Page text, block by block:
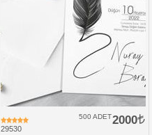
29530
2000
500 ADET